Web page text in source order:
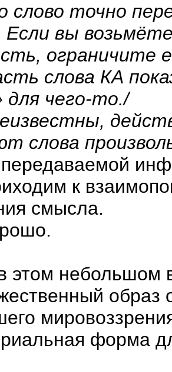
слово точно
Если вы
ограничите
слова КА
для чего-то./
слова
передаваемой
к
смысла.
этом небольшом
образ
форма